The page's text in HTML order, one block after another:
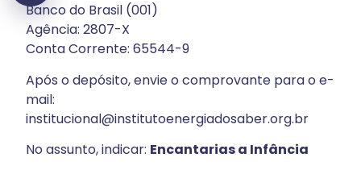
Banco do Brasil (001)
Agência: 2807-X
Conta Corrente: 65544-9
Após o depósito, envie o comprovante para o e-
mail:
institucional@institutoenergiadosaber.org.br
No assunto, indicar: Encantarias a Infância